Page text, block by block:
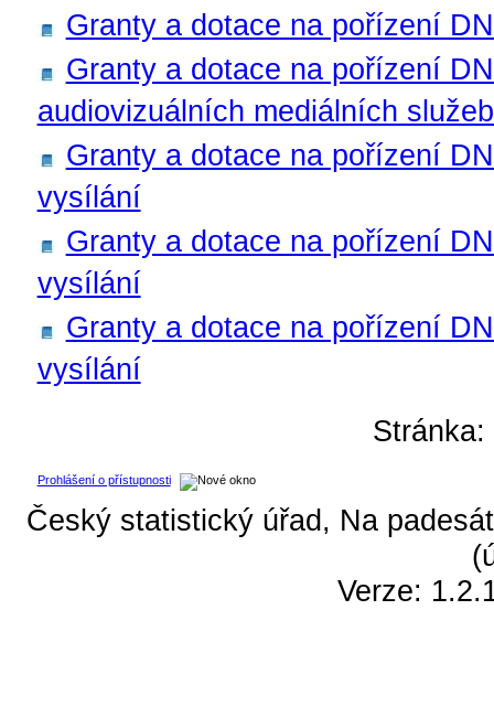
Granty a dotace na pořízení
Granty a dotace na pořízení
audiovizuálních mediálních
Granty a dotace na pořízení
vysílání
Granty a dotace na pořízení
vysílání
Granty a dotace na pořízení
vysílání
Prohlášení o přístupnosti
Český statistický úřad, Na
Verze: